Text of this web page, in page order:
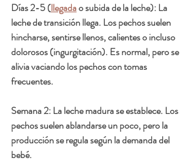
Días 2-5 (llegada o subida de la leche): La
leche de transición llega. Los pechos suelen
hincharse, sentirse llenos, calientes o incluso
dolorosos (ingurgitación). Es normal, pero se
alivia vaciando los pechos con tomas
frecuentes.
Semana 2: La leche madura se establece. Los
pechos suelen ablandarse un poco, pero la
producción se regula según la demanda del
bebé.